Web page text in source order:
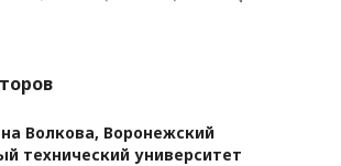
Волкова, Воронежский
технический университет